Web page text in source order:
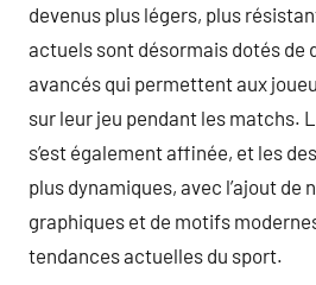
devenus plus légers, plus
actuels sont désormais dotés de
avancés qui permettent aux
sur leur jeu pendant les matchs.
s’est également affinée, et les
plus dynamiques, avec l’ajout de
graphiques et de motifs
tendances actuelles du sport.